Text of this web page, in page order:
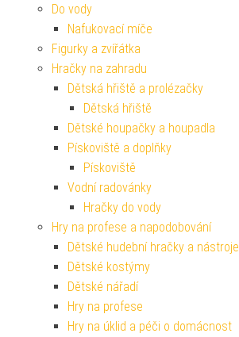
Do vody
Nafukovací míče
Figurky a zvířátka
Hračky na zahradu
Dětská hřiště a prolézačky
Dětská hřiště
Dětské houpačky a houpadla
Pískoviště a doplňky
Pískoviště
Vodní radovánky
Hračky do vody
Hry na profese a napodobování
Dětské hudební hračky a nástroje
Dětské kostýmy
Dětské nářadí
Hry na profese
Hry na úklid a péči o domácnost